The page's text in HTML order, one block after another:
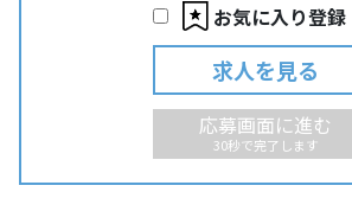
お気に入り登録
求人を見る
応募画面に進む
30秒で完了します